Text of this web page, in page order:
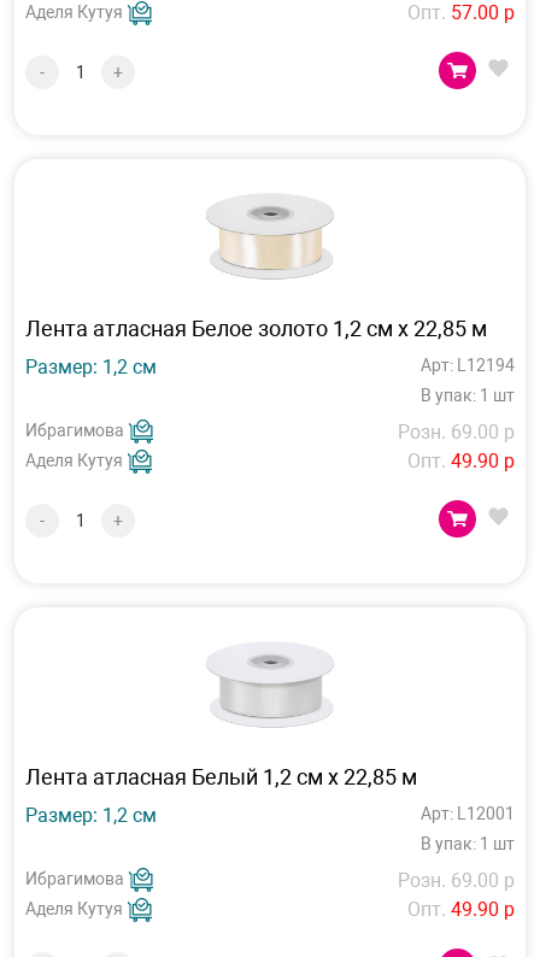
Аделя Кутуя
Опт. 57.00 р
- +
Лента атласная Белое золото 1,2 см х 22,85 м
Размер: 1,2 см
Арт: L12194
В упак: 1 шт
Ибрагимова
Аделя Кутуя
Розн. 69.00 р
Опт. 49.90 р
- +
Лента атласная Белый 1,2 см х 22,85 м
Размер: 1,2 см
Арт: L12001
В упак: 1 шт
Ибрагимова
Аделя Кутуя
Розн. 69.00 р
Опт. 49.90 р